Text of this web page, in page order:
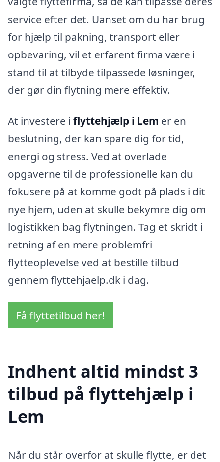
service efter det. Uanset om du har brug
for hjælp til pakning, transport eller
opbevaring, vil et erfarent firma være i
stand til at tilbyde tilpassede løsninger,
der gør din flytning mere effektiv.
At investere i flyttehjælp i Lem er en
beslutning, der kan spare dig for tid,
energi og stress. Ved at overlade
opgaverne til de professionelle kan du
fokusere på at komme godt på plads i dit
nye hjem, uden at skulle bekymre dig om
logistikken bag flytningen. Tag et skridt i
retning af en mere problemfri
flytteoplevelse ved at bestille tilbud
gennem flyttehjaelp.dk i dag.
Få flyttetilbud her!
Indhent altid mindst 3
tilbud på flyttehjælp i
Lem
Når du står overfor at skulle flytte, er det